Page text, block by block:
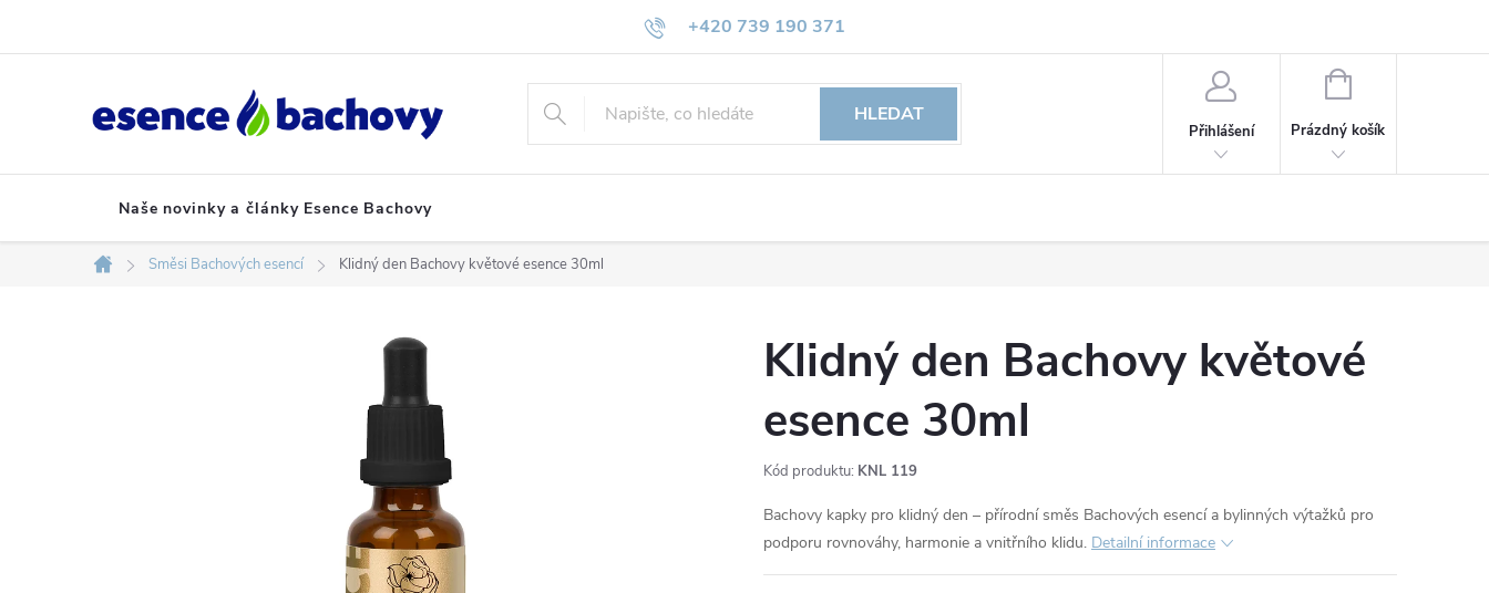
+420 739 190 371
info@esencebachovy.com
HLEDAT
Přihlášení
NÁKUPNÍ
Prázdný košík
Naše novinky a články Esence Bachovy
Domů
Směsi Bachových esencí Klidný den Bachovy květové esence 30ml
Klidný den Bachovy květové
esence 30ml
Kód produktu: KNL 119
Bachovy kapky pro klidný den – přírodní směs Bachových esencí a bylinných výtažků pro
podporu rovnováhy, harmonie a vnitřního klidu. Detailní informace